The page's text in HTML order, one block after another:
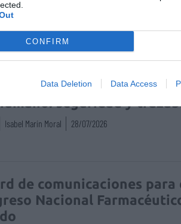
CONFIRM
Data Deletion Data Access
online de
Isabel Marín Moral 28/07/2026
de comunicaciones para
Nacional